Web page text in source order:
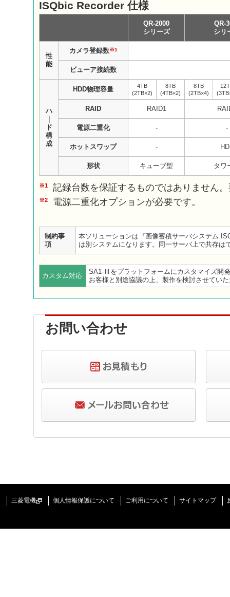
ISQbic Recorder 仕様
QR-2000
シリーズ
QR-
シリ
性
能
カメラ登録数※1
ビューア接続数
ハ
ド
構
成
HDD物理容量
4TB
(2TB×2)
8TB
(4TB×2)
8TB
(2TB×4)
RAID RAID1
電源二重化 - -
ホットスワップ -
形状 キューブ型 タワ
※1 記録台数を保証するものではありません
※2 電源二重化オプションが必要です。
制約事
項
本ソリューションは『画像蓄積サーバシステム
は別システムになります。同一サーバ上で共存は
カスタム対応
SA1-Ⅲをプラットフォームにカスタマイズ開
お客様と別途協議の上、製作を検討させてい
お問い合わせ
三菱電機 個人情報保護について ご利用について サイトマップ